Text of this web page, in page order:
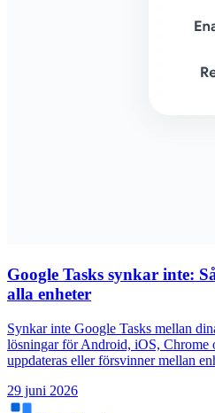
Google Tasks synkar inte:
alla enheter
Synkar inte Google Tasks mellan
lösningar för Android, iOS, Chrome
uppdateras eller försvinner mellan
29 juni 2026